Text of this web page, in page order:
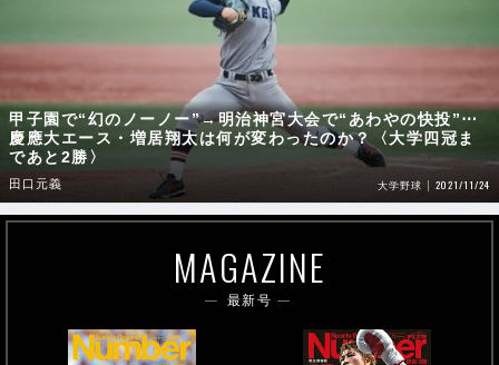
甲子園で“幻のノーノー”→明治神宮大会で“あわやの快投”⋯
慶應大エース・増居翔太は何が変わったのか？〈大学四冠ま
であと2勝〉
田口元義 大学野球 2021/11/24
MAGAZINE
最新号